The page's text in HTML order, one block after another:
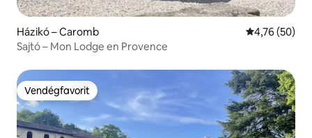
Házikó – Caromb Átlagos
4,76 (50)
Sajtó – Mon Lodge en Provence
Vendégfavorit
Vendégfavorit